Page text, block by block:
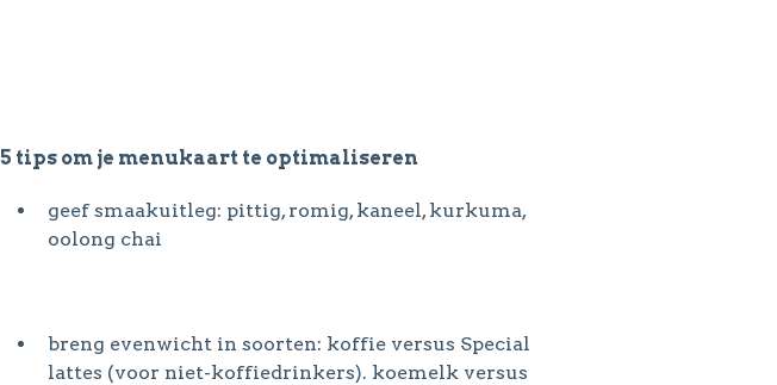
5 tips om je menukaart te optimaliseren
geef smaakuitleg: pittig, romig, kaneel, kurkuma,
oolong chai
breng evenwicht in soorten: koffie versus Special
lattes (voor niet-koffiedrinkers). koemelk versus